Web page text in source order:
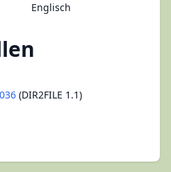
Englisch
(DIR2FILE 1.1)